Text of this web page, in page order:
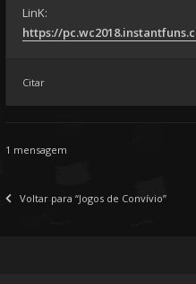
LinK:
https://
Citar
1 mensagem
Voltar para “Jogos de Convívio”